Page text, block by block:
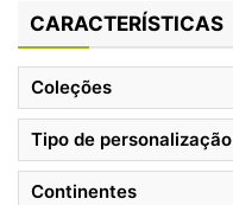
CARACTERÍSTICAS
Coleções
Tipo de personalização
Continentes